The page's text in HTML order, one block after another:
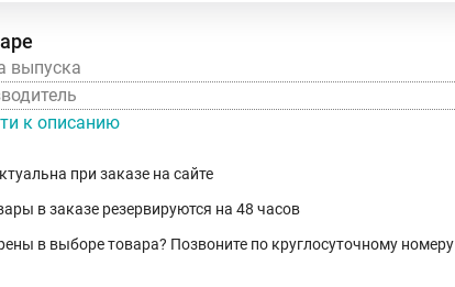
выпуска
к описанию
при заказе на сайте
в заказе резервируются на 48 часов
в выборе товара? Позвоните по круглосуточному номеру